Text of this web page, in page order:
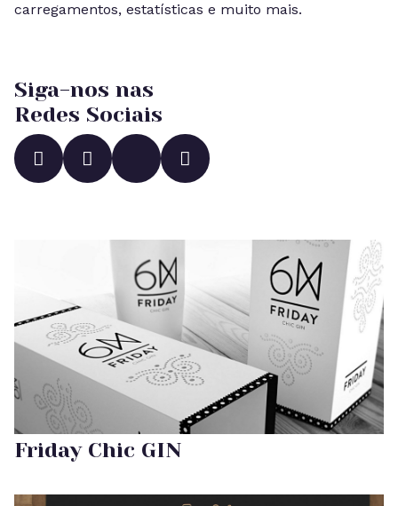
carregamentos, estatísticas e muito mais.
Siga-nos nas
Redes Sociais
Friday Chic GIN